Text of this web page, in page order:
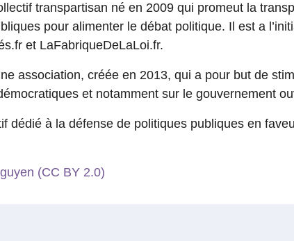
transpartisan né en 2009 qui promeut la
pour alimenter le débat politique. Il est a
et LaFabriqueDeLaLoi.fr.
association, créée en 2013, qui a pour but de
et notamment sur le gouvernement
dédié à la défense de politiques publiques en
(CC BY 2.0)